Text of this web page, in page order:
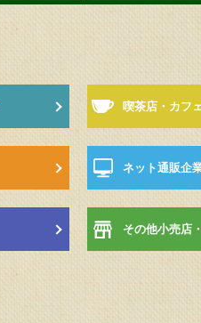
喫茶店・カフ
ネット通販企
その他小売店